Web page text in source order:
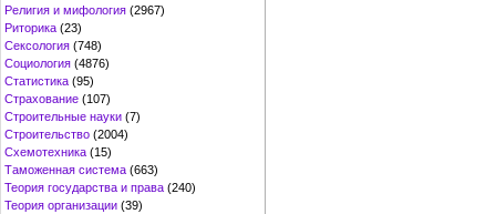
Религия и мифология (2967)
Риторика (23)
Сексология (748)
Социология (4876)
Статистика (95)
Страхование (107)
Строительные науки (7)
Строительство (2004)
Схемотехника (15)
Таможенная система (663)
Теория государства и права (240)
Теория организации (39)